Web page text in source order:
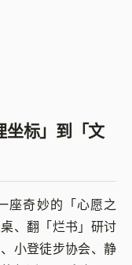
坐标」到「文
座奇妙的「心愿之
、翻「烂书」研讨
小登徒步协会、静